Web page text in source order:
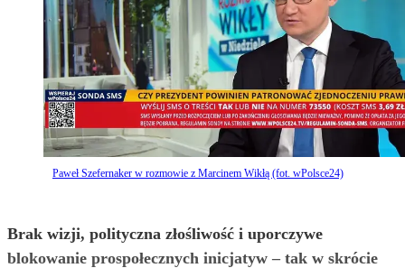
Paweł Szefernaker w rozmowie z Marcinem Wikłą (fot. wPolsce24)
Brak wizji, polityczna złośliwość i uporczywe
blokowanie prospołecznych inicjatyw – tak w skrócie